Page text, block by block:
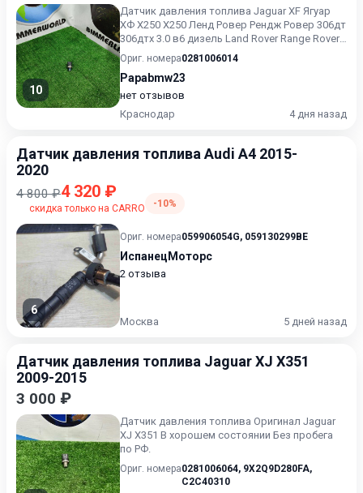
10
Датчик давления топлива Jaguar XF Ягуар
ХФ Х250 X250 Ленд Ровер Рендж Ровер 306дт
306дтх 3.0 в6 дизель Land Rover Range Rover
306dt 306dtx 3...
Ориг. номера0281006014
Papabmw23
нет отзывов
Краснодар
4 дня назад
Датчик давления топлива Audi A4 2015-
2020
4 800 ₽4 320 ₽
скидка только на CARRO -10%
6
Ориг. номера059906054G, 059130299BE
ИспанецМоторс
2 отзыва
Москва 5 дней назад
Датчик давления топлива Jaguar XJ X351
2009-2015
3 000 ₽
Датчик давления топлива Оригинал Jaguar
XJ X351 В хорошем состоянии Без пробега
по РФ.
Ориг. номера0281006064, 9X2Q9D280FA,
C2C40310